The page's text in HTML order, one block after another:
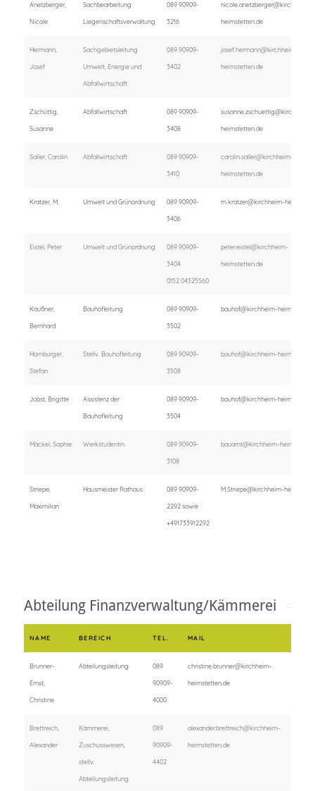
Anetzberger,
Nicole
Sachbearbeitung
Liegenschaftsverwaltung
089 90909-
3216
nicole.anetzberger@kirchheim-
heimstetten.de
Hermann,
Josef
Sachgebietsleitung
Umwelt, Energie und
Abfallwirtschaft
089 90909-
3402
josef.hermann@kirchheim-
heimstetten.de
Zschüttig,
Susanne
Abfallwirtschaft 089 90909-
3408
susanne.zschuettig@kirchheim-
heimstetten.de
Saller, Carolin Abfallwirtschaft 089 90909-
3410
carolin.saller@kirchheim-
heimstetten.de
Kratzer, M. Umwelt und Grünordnung 089 90909-
3406
m.kratzer@kirchheim-
Eistel, Peter Umwelt und Grünordnung 089 90909-
3404
0152 04325560
peter.eistel@kirchheim-
heimstetten.de
Kaußner,
Bernhard
Bauhofleitung 089 90909-
3502
bauhof@kirchheim-
Hornburger,
Stefan
Stellv. Bauhofleitung 089 90909-
3508
bauhof@kirchheim-
Jobst, Brigitte Assistenz der
Bauhofleitung
089 90909-
3504
bauhof@kirchheim-
Mäckel, Sophie Werkstudentin 089 90909-
3108
bauamt@kirchheim-
Striepe,
Maximilian
Hausmeister Rathaus 089 90909-
2292 sowie
+491733912292
M.Striepe@kirchheim-
Abteilung Finanzverwaltung/Kämmerei
NAME BEREICH TEL. MAIL
Brunner-
Ernst,
Christine
Abteilungsleitung 089
90909-
4000
christine.brunner@kirchheim-
heimstetten.de
Brettreich,
Alexander
Kämmerei,
Zuschusswesen,
stellv.
Abteilungsleitung
089
90909-
4402
alexander.brettreich@kirchheim-
heimstetten.de